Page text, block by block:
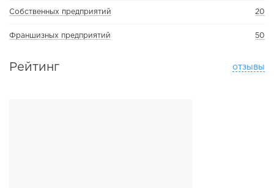
Собственных предприятий 20
Франшизных предприятий 50
Рейтинг отзывы